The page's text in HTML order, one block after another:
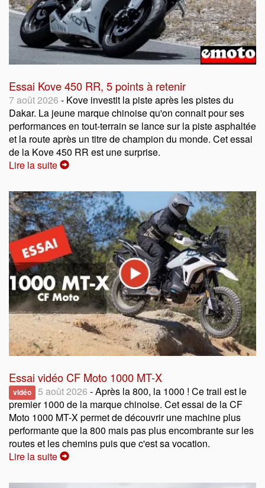
Essai Kove 450 RR, 5 points à retenir
7 août 2026 - Kove investit la piste après les pistes du
Dakar. La jeune marque chinoise qu'on connait pour ses
performances en tout-terrain se lance sur la piste asphaltée
et la route après un titre de champion du monde. Cet essai
de la Kove 450 RR est une surprise.
Lire la suite
Essai vidéo CF Moto 1000 MT-X
vidéo 5 août 2026 - Après la 800, la 1000 ! Ce trail est le
premier 1000 de la marque chinoise. Cet essai de la CF
Moto 1000 MT-X permet de découvrir une machine plus
performante que la 800 mais pas plus encombrante sur les
routes et les chemins puis que c'est sa vocation.
Lire la suite